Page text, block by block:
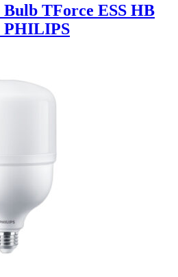
TForce ESS HB
PHILIPS